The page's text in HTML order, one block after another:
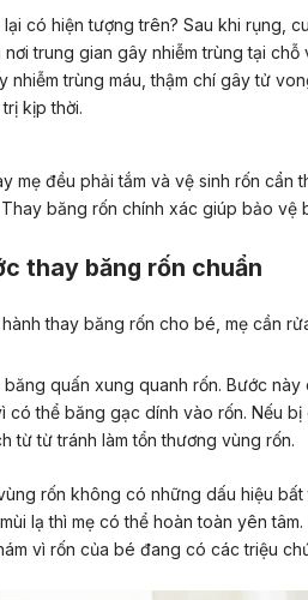
lại có hiện tượng trên? Sau khi rụng,
nơi trung gian gây nhiễm trùng tại
nhiễm trùng máu, thậm chí gây tử
kịp thời.
mẹ đều phải tắm và vệ sinh rốn
băng rốn chính xác giúp bảo vệ
thay băng rốn chuẩn
hành thay băng rốn cho bé, mẹ cần
băng quấn xung quanh rốn. Bước
có thể băng gạc dính vào rốn. Nếu
từ từ tránh làm tổn thương vùng rốn.
rốn không có những dấu hiệu
lạ thì mẹ có thể hoàn toàn yên
vì rốn của bé đang có các triệu